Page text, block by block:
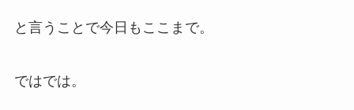
と言うことで今日もここまで。
ではでは。